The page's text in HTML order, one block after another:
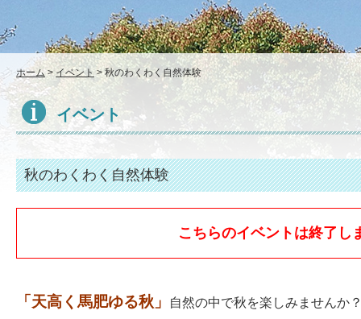
ホーム> イベント>秋のわくわく自然体験
イベント
秋のわくわく自然体験
こちらのイベントは終了し
「天高く馬肥ゆる秋」 自然の中で秋を楽しみませんか